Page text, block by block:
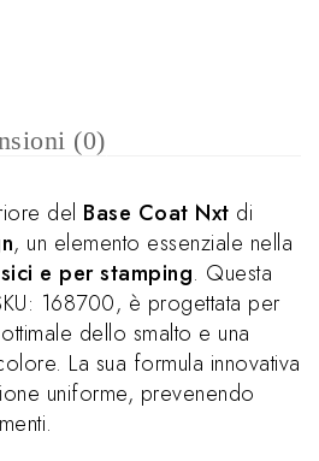
(0)
del Base Coat Nxt di
, un elemento essenziale nella
e per stamping. Questa
168700, è progettata per
dello smalto e una
La sua formula innovativa
uniforme, prevenendo